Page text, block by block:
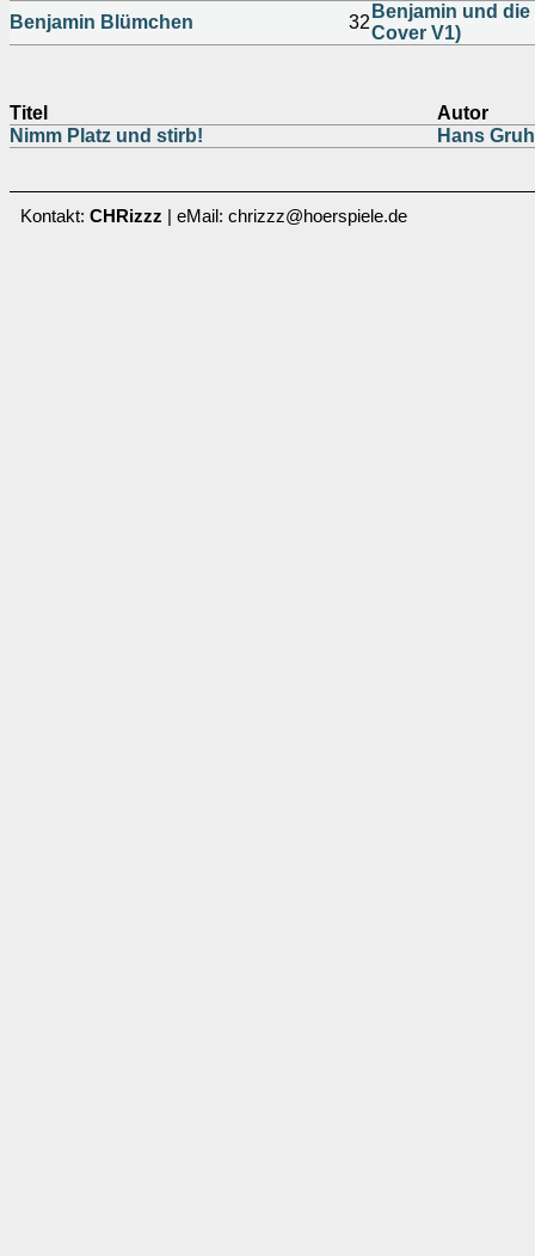
Benjamin Blümchen
32
Benjamin und
Cover V1)
Titel
Autor
Nimm Platz und stirb!
Hans
Kontakt: CHRizzz | eMail: chrizzz@hoerspiele.de